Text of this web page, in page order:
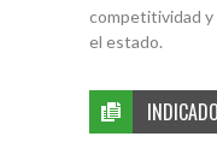
competitividad y
el estado.